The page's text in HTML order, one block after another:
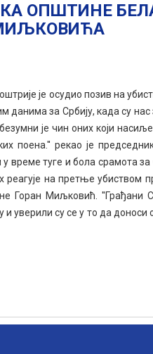
ОПШТИНЕ
је осудио позив на
данима за Србију, када су
је чин оних који
поена.'' рекао је
време туге и бола срамота
на претње убиством
Горан Миљковић. ''Грађани
и уверили су се у то да